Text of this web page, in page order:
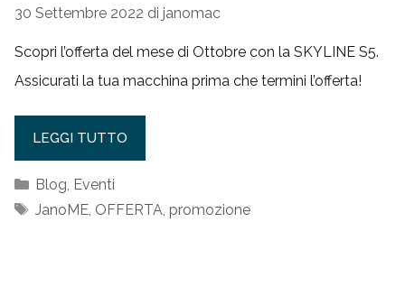
30 Settembre 2022 di janomac
Scopri l’offerta del mese di Ottobre con la SKYLINE S5.
Assicurati la tua macchina prima che termini l’offerta!
LEGGI TUTTO
Categorie
Blog, Eventi
Tag
JanoME, OFFERTA, promozione